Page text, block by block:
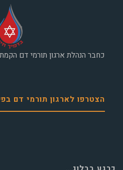
כחבר הנהלת ארגון תורמי דם
הצטרפו לארגון תורמי דם